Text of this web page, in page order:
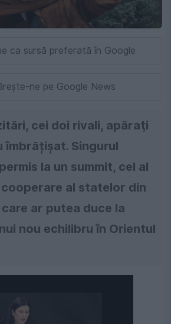
ca sursă preferată în Google
ne pe Google News
cei doi rivali, apăraţi
îmbrățișat. Singurul
la un summit, cel al
al statelor din
ar putea duce la
nou echilibru în Orientul